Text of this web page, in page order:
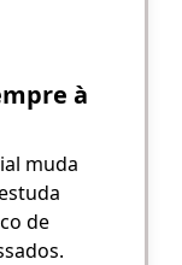
à
muda
de